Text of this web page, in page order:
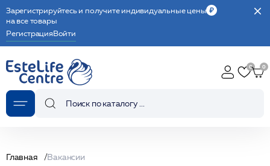
Зарегистрируйтесь и получите индивидуальные цены
на все товары
РегистрацияВойти
Главная Вакансии